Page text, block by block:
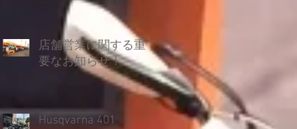
店舗営業に関する重
要なお知らせ！
Husqvarna 401